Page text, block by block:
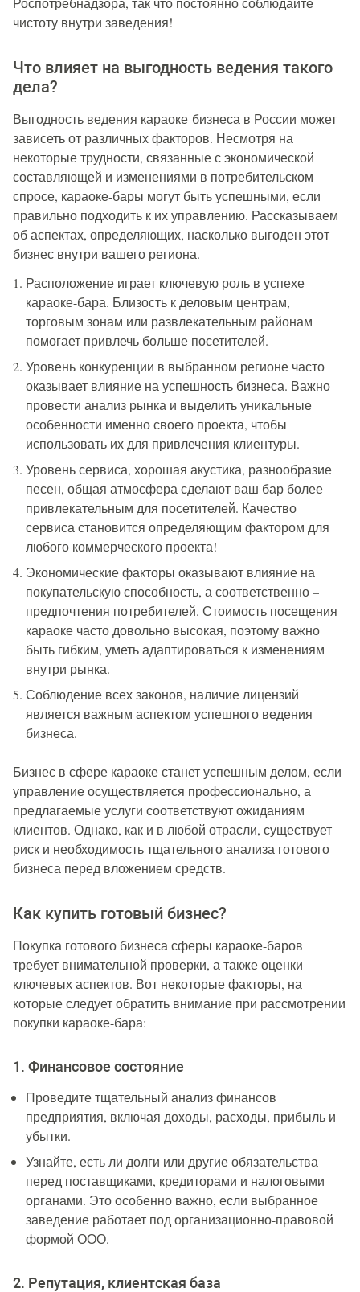
чистоту внутри заведения!
Что влияет на выгодность ведения такого
дела?
Выгодность ведения караоке-бизнеса в России может
зависеть от различных факторов. Несмотря на
некоторые трудности, связанные с экономической
составляющей и изменениями в потребительском
спросе, караоке-бары могут быть успешными, если
правильно подходить к их управлению. Рассказываем
об аспектах, определяющих, насколько выгоден этот
бизнес внутри вашего региона.
Расположение играет ключевую роль в успехе
караоке-бара. Близость к деловым центрам,
торговым зонам или развлекательным районам
помогает привлечь больше посетителей.
Уровень конкуренции в выбранном регионе часто
оказывает влияние на успешность бизнеса. Важно
провести анализ рынка и выделить уникальные
особенности именно своего проекта, чтобы
использовать их для привлечения клиентуры.
Уровень сервиса, хорошая акустика, разнообразие
песен, общая атмосфера сделают ваш бар более
привлекательным для посетителей. Качество
сервиса становится определяющим фактором для
любого коммерческого проекта!
Экономические факторы оказывают влияние на
покупательскую способность, а соответственно –
предпочтения потребителей. Стоимость посещения
караоке часто довольно высокая, поэтому важно
быть гибким, уметь адаптироваться к изменениям
внутри рынка.
Соблюдение всех законов, наличие лицензий
является важным аспектом успешного ведения
бизнеса.
Бизнес в сфере караоке станет успешным делом, если
управление осуществляется профессионально, а
предлагаемые услуги соответствуют ожиданиям
клиентов. Однако, как и в любой отрасли, существует
риск и необходимость тщательного анализа готового
бизнеса перед вложением средств.
Как купить готовый бизнес?
Покупка готового бизнеса сферы караоке-баров
требует внимательной проверки, а также оценки
ключевых аспектов. Вот некоторые факторы, на
которые следует обратить внимание при рассмотрении
покупки караоке-бара:
1. Финансовое состояние
Проведите тщательный анализ финансов
предприятия, включая доходы, расходы, прибыль и
убытки.
Узнайте, есть ли долги или другие обязательства
перед поставщиками, кредиторами и налоговыми
органами. Это особенно важно, если выбранное
заведение работает под организационно-правовой
формой ООО.
2. Репутация, клиентская база